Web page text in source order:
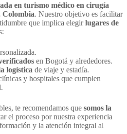
en turismo médico en cirugía
Colombia. Nuestro objetivo es facilitar
que implica elegirlugares de
en Bogotá y alrededores.
logística de viaje y estadía.
y hospitales que cumplen
te recomendamos que somos la
el proceso por nuestra experiencia
y la atención integral al